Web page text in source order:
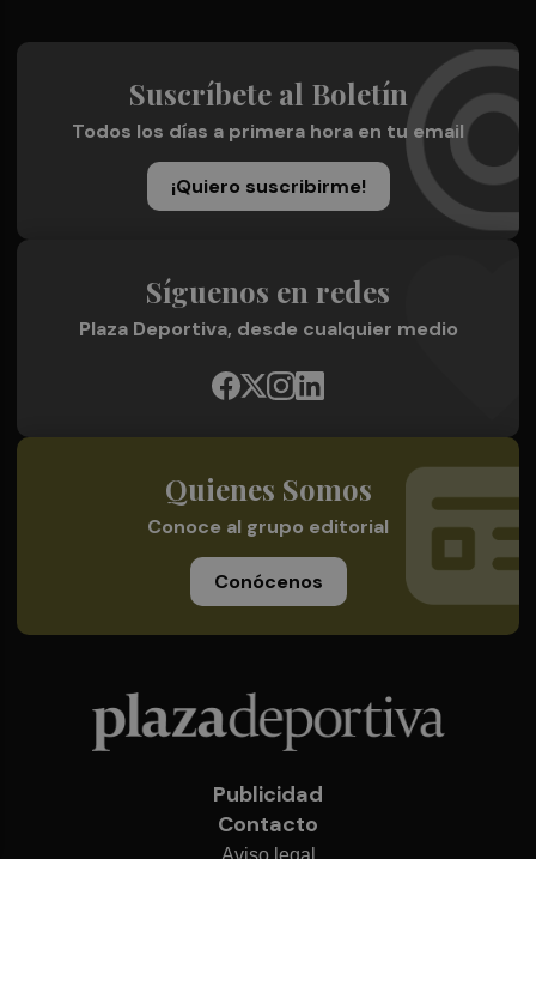
Suscríbete al Boletín
Todos los días a primera hora en tu email
¡Quiero suscribirme!
Síguenos en redes
Plaza Deportiva, desde cualquier medio
Quienes Somos
Conoce al grupo editorial
Conócenos
Publicidad
Contacto
Aviso legal